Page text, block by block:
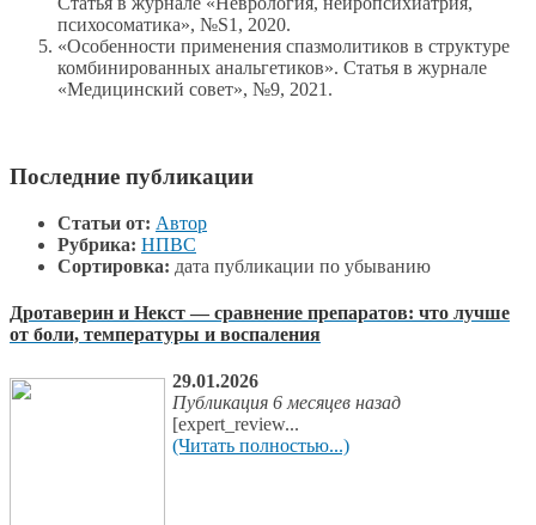
психосоматика», №S1, 2020.
«Особенности применения спазмолитиков в структуре
комбинированных анальгетиков». Статья в журнале
«Медицинский совет», №9, 2021.
Последние публикации
Статьи от: Автор
Рубрика: НПВС
Сортировка: дата публикации по убыванию
Дротаверин и Некст — сравнение препаратов: что лучше
от боли, температуры и воспаления
29.01.2026
Публикация 6 месяцев назад
[expert_review...
(Читать полностью...)